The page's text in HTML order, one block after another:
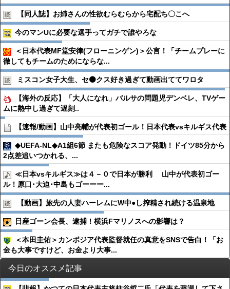
【同人誌】お姉さんの性欲むらむらから宅配ち〇こへ
今のマンUに必要な選手ってガチで誰やろな
＜日本代表MF堂安律(フローニンゲン)＞公言！「チームプレーに
徹してもチームのためにならな...
ミスコン女子大生、セ⚫️クス好き過ぎて動画出ててワロタ
【海外の反応】「大人になれ」バルサの問題児デンベレ、TVゲー
ムに熱中し過ぎて遅刻..
【速報/動画】山中亮輔が代表初ゴール！日本代表vsキルギス代表
◆UEFA-NL◆A1組6節 またも危険なスコア発動！ドイツ85分から
2点差追いつかれる、...
≪日本vsキルギス≫は４－０で日本が勝利 山中が代表初ゴー
ル！原口･大迫･中島もゴーーー...
【動画】旅先の人妻ハーレムにW中●︎し搾精され続ける温泉地
日産ゴーン会長、逮捕！横浜Fマリノスへの影響は？
＜本田圭佑＞カンボジア代表監督就任の真意をSNSで告白！「お
金も大事ですけど、お金より大事...
今日のオススメ記事